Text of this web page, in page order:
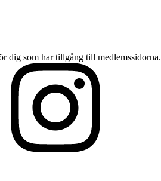
dig som har tillgång till medlemssidorna.